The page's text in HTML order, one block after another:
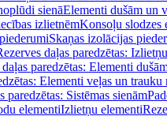
sienāElementi dušām un
izlietnēmKonsoļu slodzes
Skaņas izolācijas
daļas paredzētas:
paredzētas: Elementi
Elementi veļas un trauku
paredzētas: Sistēmas sienām
elementiIzlietņu elementi